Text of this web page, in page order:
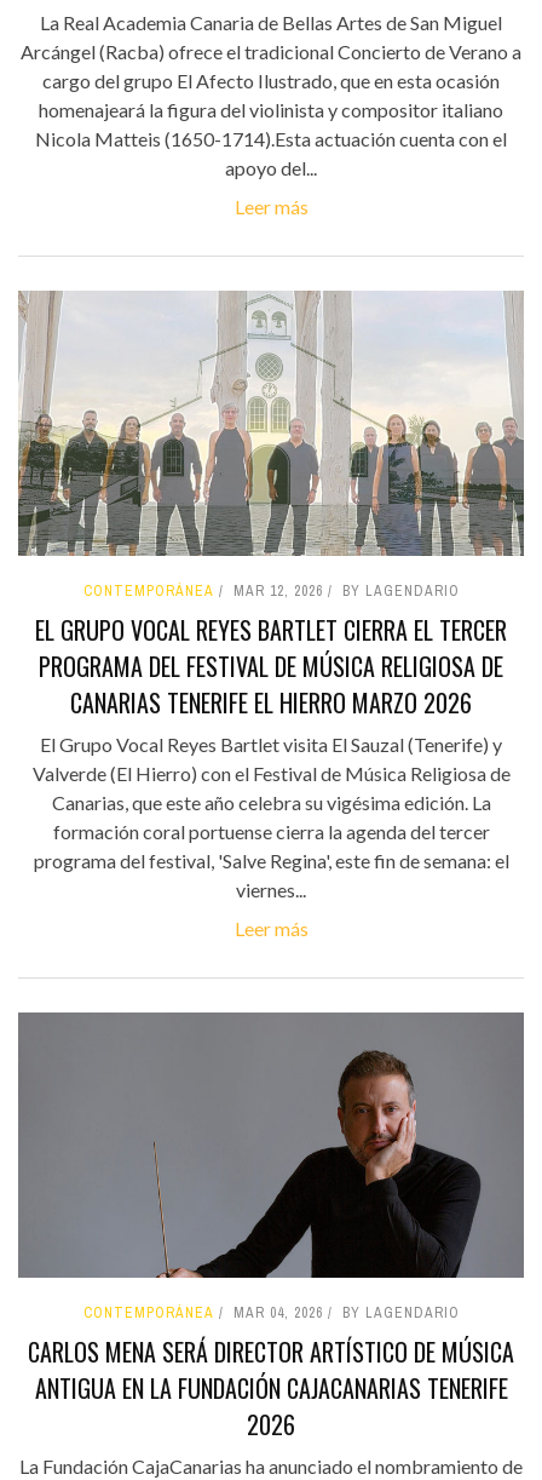
La Real Academia Canaria de Bellas Artes de San Miguel
Arcángel (Racba) ofrece el tradicional Concierto de Verano a
cargo del grupo El Afecto Ilustrado, que en esta ocasión
homenajeará la figura del violinista y compositor italiano
Nicola Matteis (1650-1714).Esta actuación cuenta con el
apoyo del...
Leer más
CONTEMPORÁNEA MAR 12, 2026 BY LAGENDARIO
EL GRUPO VOCAL REYES BARTLET CIERRA EL TERCER
PROGRAMA DEL FESTIVAL DE MÚSICA RELIGIOSA DE
CANARIAS TENERIFE EL HIERRO MARZO 2026
El Grupo Vocal Reyes Bartlet visita El Sauzal (Tenerife) y
Valverde (El Hierro) con el Festival de Música Religiosa de
Canarias, que este año celebra su vigésima edición. La
formación coral portuense cierra la agenda del tercer
programa del festival, 'Salve Regina', este fin de semana: el
viernes...
Leer más
CONTEMPORÁNEA MAR 04, 2026 BY LAGENDARIO
CARLOS MENA SERÁ DIRECTOR ARTÍSTICO DE MÚSICA
ANTIGUA EN LA FUNDACIÓN CAJACANARIAS TENERIFE
2026
La Fundación CajaCanarias ha anunciado el nombramiento de